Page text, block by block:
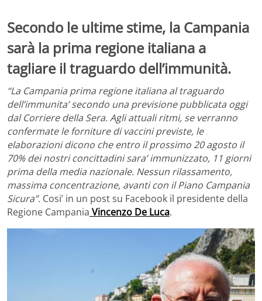
Secondo le ultime stime, la Campania
sarà la prima regione italiana a
tagliare il traguardo dell’immunità.
“La Campania prima regione italiana al traguardo
dell’immunita’ secondo una previsione pubblicata oggi
dal Corriere della Sera. Agli attuali ritmi, se verranno
confermate le forniture di vaccini previste, le
elaborazioni dicono che entro il prossimo 20 agosto il
70% dei nostri concittadini sara’ immunizzato, 11 giorni
prima della media nazionale. Nessun rilassamento,
massima concentrazione, avanti con il Piano Campania
Sicura”. Cosi’ in un post su Facebook il presidente della
Regione Campania Vincenzo De Luca.